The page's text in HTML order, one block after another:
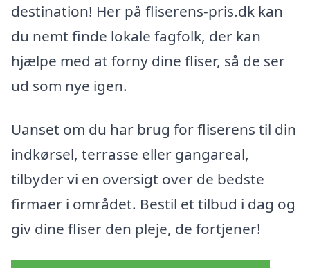
destination! Her på fliserens-pris.dk kan
du nemt finde lokale fagfolk, der kan
hjælpe med at forny dine fliser, så de ser
ud som nye igen.
Uanset om du har brug for fliserens til din
indkørsel, terrasse eller gangareal,
tilbyder vi en oversigt over de bedste
firmaer i området. Bestil et tilbud i dag og
giv dine fliser den pleje, de fortjener!